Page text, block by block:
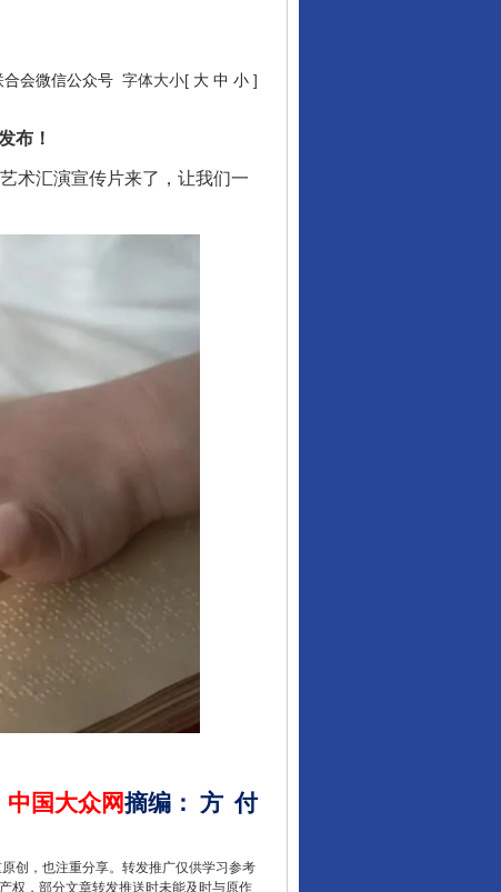
会微信公众号 字体大小[ 大 中 小 ]
布！
汇演宣传片来了，让我们一
中国大众网摘编 ： 方 付
创，也注重分享。转发推广仅供学习参考
权，部分文章转发推送时未能及时与原作
酒驾未被当场查获能处罚吗
“后车司机肯定在骂我”